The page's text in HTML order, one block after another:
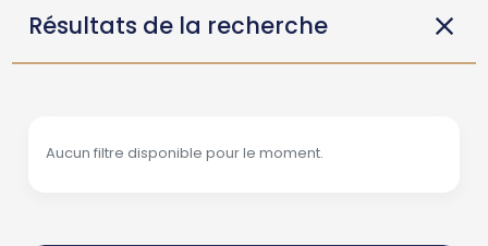
Résultats de la recherche
Aucun filtre disponible pour le moment.